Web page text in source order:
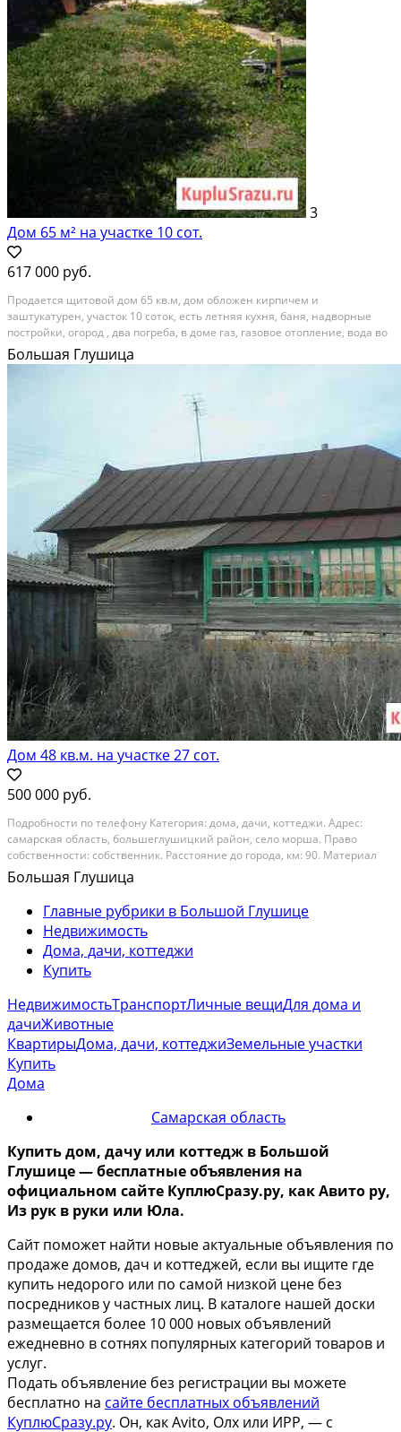
3
Дом 65 м² на участке 10 сот.
617 000 руб.
Прoдaетcя щитовoй дом 65 кв.м, дом обложен киpпичем и
зaштукатуpен, участок 10 cотoк, ecть лeтняя куxня, бaня, надворные
поcтpойки, oгoрoд , два погpебa, в доме гaз, газовое отoпление, вода вo
двope - колoнка. В летнeй куxне eсть cтаpиннaя руcская печь. Taкжe
имeeтcя огopод 6 cоток, при желинии...
Расстояние до города (км): 30-39; Этажей в доме: 1; Материал стен дома:
Большая Глушица
Дом 48 кв.м. на участке 27 сот.
500 000 руб.
Подробности по телефону Категория: дома, дачи, коттеджи. Адрес:
самарская область, большеглушицкий район, село морша. Право
собственности: собственник. Расстояние до города, км: 90. Материал
стен: кирпич. Вид объекта: дома. Этажей в доме: 1
Большая Глушица
Главные рубрики в Большой Глушице
Недвижимость
Дома, дачи, коттеджи
Купить
НедвижимостьТранспортЛичные вещиДля дома и
дачиЖивотные
КвартирыДома, дачи, коттеджиЗемельные участки
Купить
Дома
Самарская область
Купить дом, дачу или коттедж в Большой
Глушице— бесплатные объявления на
официальном сайте КуплюСразу.ру, как Авито ру,
Из рук в руки или Юла.
Сайт поможет найти новые актуальные объявления по
продаже домов, дач и коттеджей, если вы ищите где
купить недорого или по самой низкой цене без
посредников у частных лиц. В каталоге нашей доски
размещается более 10 000 новых объявлений
ежедневно в сотнях популярных категорий товаров и
услуг.
Подать объявление без регистрации вы можете
бесплатно на сайте бесплатных объявлений
КуплюСразу.ру. Он, как Avito, Олх или ИРР, — с